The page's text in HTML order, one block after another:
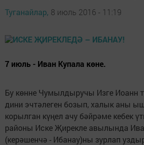
Туганайлар, 8 июль 2016 - 11:19
7 июль - Иван Купала көне.
Бу көнне Чумылдыручы Изге Иоанн
дини эчтәлеген бозып, халык аны
корылган күңел ачу бәйрәме кебек
районы Иске Җирекле авылында
(керәшенчә - Ибанау)ны зурлап